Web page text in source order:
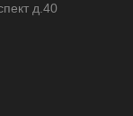
д.40